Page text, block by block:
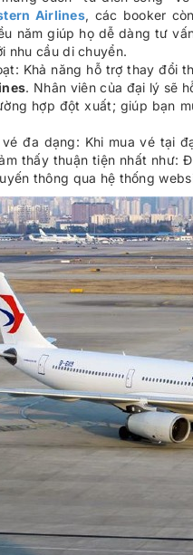
Airlines, các booker
năm giúp họ dễ dàng tư
nhu cầu di chuyển.
Khả năng hỗ trợ thay đổi
. Nhân viên của đại lý sẽ
hợp đột xuất; giúp bạn
đa dạng: Khi mua vé tại
thấy thuận tiện nhất như:
thông qua hệ thống